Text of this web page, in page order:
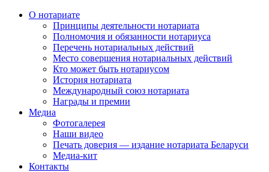
О нотариате
Принципы деятельности нотариата
Полномочия и обязанности нотариуса
Перечень нотариальных действий
Место совершения нотариальных действий
Кто может быть нотариусом
История нотариата
Международный союз нотариата
Награды и премии
Медиа
Фотогалерея
Наши видео
Печать доверия — издание нотариата Беларуси
Медиа-кит
Контакты